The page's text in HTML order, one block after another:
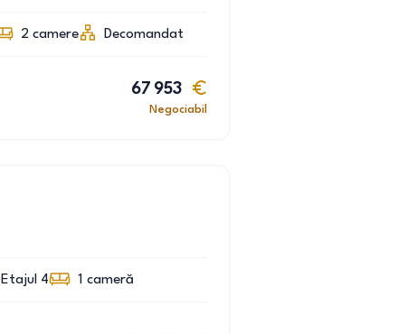
2 camere Decomandat
67 953
Negociabil
Etajul 4 1 cameră